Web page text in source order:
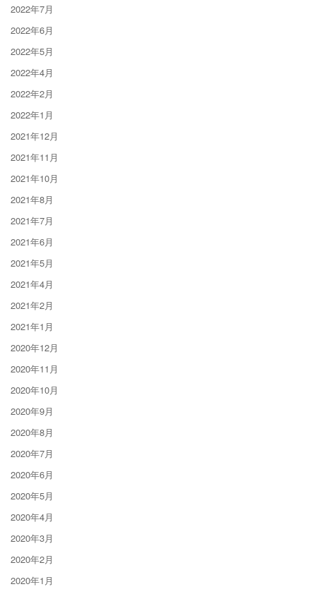
2022年7月
2022年6月
2022年5月
2022年4月
2022年2月
2022年1月
2021年12月
2021年11月
2021年10月
2021年8月
2021年7月
2021年6月
2021年5月
2021年4月
2021年2月
2021年1月
2020年12月
2020年11月
2020年10月
2020年9月
2020年8月
2020年7月
2020年6月
2020年5月
2020年4月
2020年3月
2020年2月
2020年1月